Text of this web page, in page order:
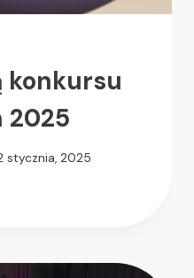
konkursu
2025
stycznia, 2025